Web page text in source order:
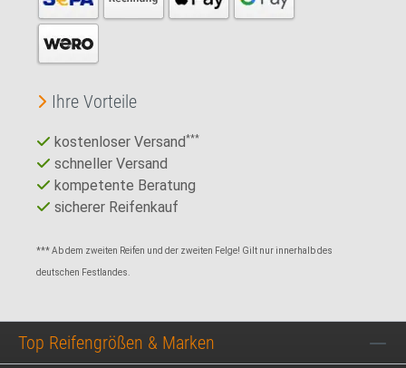
Ihre Vorteile
kostenloser Versand***
schneller Versand
kompetente Beratung
sicherer Reifenkauf
*** Ab dem zweiten Reifen und der zweiten Felge! Gilt nur innerhalb des
deutschen Festlandes.
Top Reifengrößen & Marken